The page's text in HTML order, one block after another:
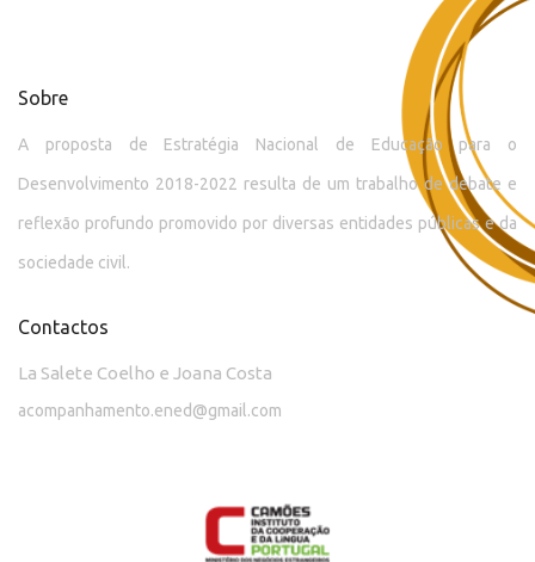
Sobre
A proposta de Estratégia Nacional de Educação para o
Desenvolvimento 2018-2022 resulta de um trabalho de debate e
reflexão profundo promovido por diversas entidades públicas e da
sociedade civil.
Contactos
La Salete Coelho e Joana Costa
acompanhamento.ened@gmail.com